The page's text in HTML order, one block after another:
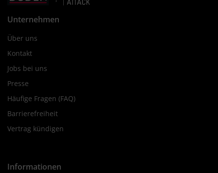
Unternehmen
Über uns
Kontakt
Jobs bei uns
Presse
Häufige Fragen (FAQ)
Barrierefreiheit
Vertrag kündigen
Informationen